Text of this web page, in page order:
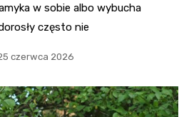
w sobie albo wybucha
często nie
czerwca 2026